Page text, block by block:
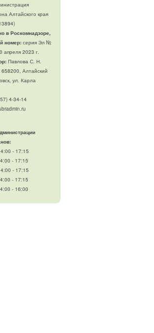
Алтайского края
в Роскомнадзоре,
номер:серия Эл №
2023 г.
Павлова С. Н.
658200, Алтайский
ул. Карла
4-34-14
- 17:15
- 17:15
- 17:15
- 17:15
- 16:00